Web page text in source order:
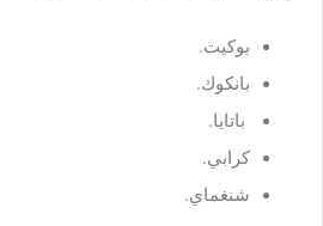
بوكيت.
بانكوك.
باتايا.
كرابي.
شنغماي.